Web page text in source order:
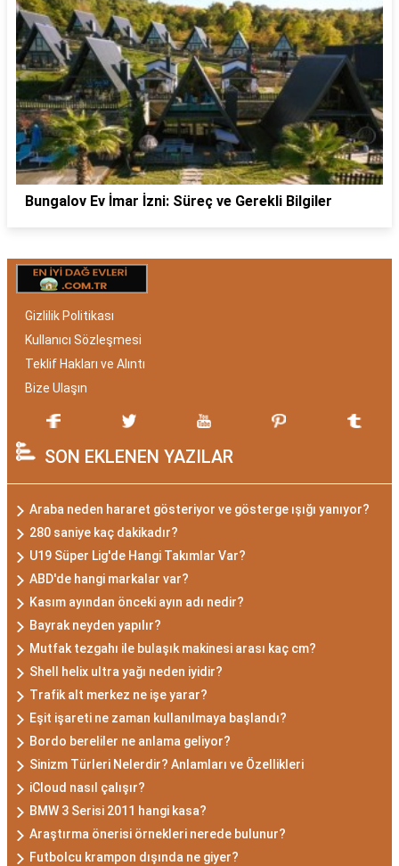
Bungalov Ev İmar İzni: Süreç ve Gerekli Bilgiler
Gizlilik Politikası
Kullanıcı Sözleşmesi
Teklif Hakları ve Alıntı
Bize Ulaşın
SON EKLENEN YAZILAR
Araba neden hararet gösteriyor ve gösterge ışığı yanıyor?
280 saniye kaç dakikadır?
U19 Süper Lig'de Hangi Takımlar Var?
ABD'de hangi markalar var?
Kasım ayından önceki ayın adı nedir?
Bayrak neyden yapılır?
Mutfak tezgahı ile bulaşık makinesi arası kaç cm?
Shell helix ultra yağı neden iyidir?
Trafik alt merkez ne işe yarar?
Eşit işareti ne zaman kullanılmaya başlandı?
Bordo bereliler ne anlama geliyor?
Sinizm Türleri Nelerdir? Anlamları ve Özellikleri
iCloud nasıl çalışır?
BMW 3 Serisi 2011 hangi kasa?
Araştırma önerisi örnekleri nerede bulunur?
Futbolcu krampon dışında ne giyer?